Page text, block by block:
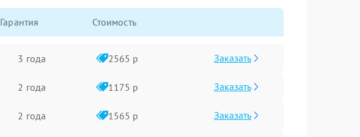
Гарантия Стоимость
3 года 2565 р Заказать
2 года 1175 р Заказать
2 года 1565 р Заказать